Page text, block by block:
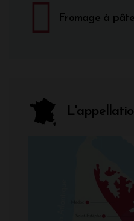
Fromage à